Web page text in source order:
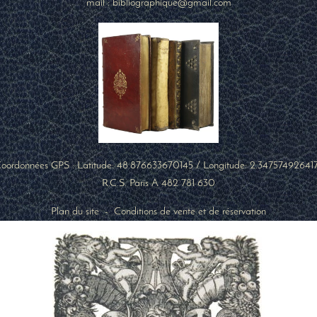
mail : bibliographique@gmail.com
GPS : Latitude:48.876633670145/ Longitude:
R.C.S. Paris A 482 781 630
Plan du site-Conditions de vente et de réservation